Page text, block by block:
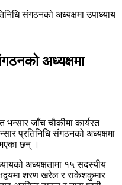
संगठनको अध्यक्षमा उपाध्याय
अध्यक्षमा
भन्सार जाँच चौकीमा कार्यरत
प्रतिनिधि संगठनको अध्यक्षमा
छन् ।
अध्यक्षतामा १५ सदस्यीय
शरण खरेल र राकेशकुमार